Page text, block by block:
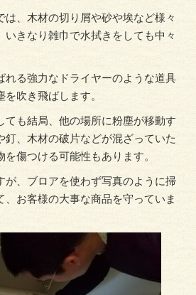
は、木材の切り屑や砂や埃など様々
いきなり雑巾で水拭きをしても中々
れる強力なドライヤーのような道具
吹き飛ばします。
ても結局、他の場所に粉塵が移動す
釘、木材の破片などが混ざっていた
傷つける可能性もあります。
が、ブロアを使わず写真のように掃
、お客様の大事な商品を守っていま